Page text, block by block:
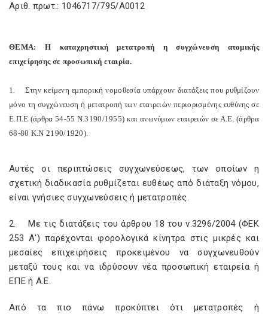
Αριθ. πρωτ.: 1046717/795/Α0012
ΘΕΜΑ: Η καταχρηστική μετατροπή η συγχώνευση ατομικής
επιχείρησης σε προσωπική εταιρία.
1. Στην κείμενη εμπορική νομοθεσία υπάρχουν διατάξεις που ρυθμίζουν
μόνο τη συγχώνευση ή μετατροπή των εταιρειών περιορισμένης ευθύνης σε
Ε.Π.Ε (άρθρα 54-55 Ν.3190/1955) και ανωνύμων εταιρειών σε Α.Ε. (άρθρα
68-80 Κ.Ν 2190/1920).
Αυτές οι περιπτώσεις συγχωνεύσεως, των οποίων η
σχετική διαδικασία ρυθμίζεται ευθέως από διάταξη νόμου,
είναι γνήσιες συγχωνεύσεις ή μετατροπές.
2. Με τις διατάξεις του άρθρου 18 του ν.3296/2004 (ΦΕΚ
253 Α') παρέχονται φορολογικά κίνητρα στις μικρές και
μεσαίες επιχειρήσεις προκειμένου να συγχωνευθούν
μεταξύ τους και να ιδρύσουν νέα προσωπική εταιρεία ή
ΕΠΕ ή Α.Ε.
Από τα πιο πάνω προκύπτει ότι μετατροπές ή